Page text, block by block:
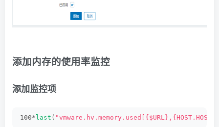
添加内存的使用率监控
添加监控项
100* last (